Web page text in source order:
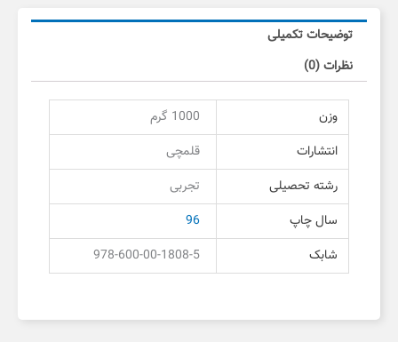
قدیم
توضیحات تکمیلی
نظرات (0)
وزن
1000 گرم
انتشارات
قلمچی
رشته تحصیلی
تجربی
سال چاپ
96
شابک
978-600-00-1808-5